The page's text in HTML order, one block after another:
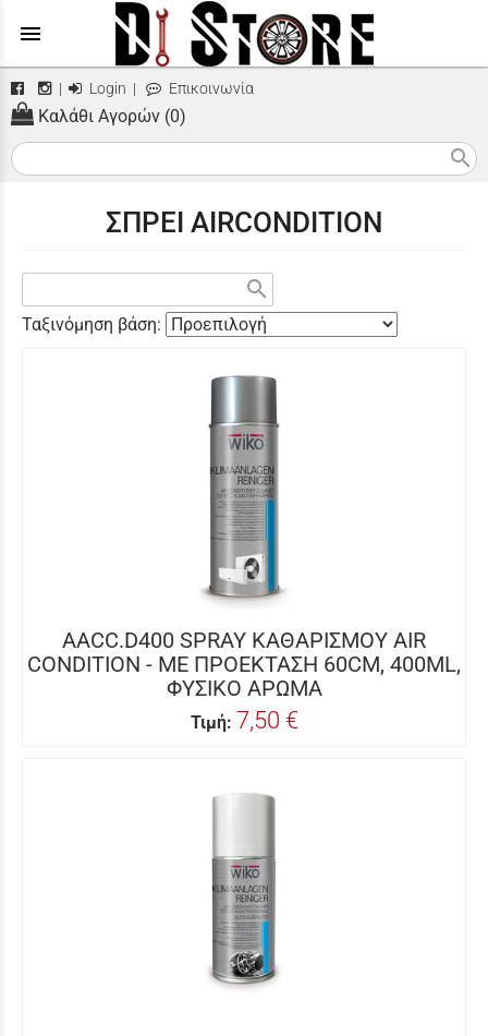
menu
| Login | Επικοινωνία
Καλάθι Αγορών (0)
search
ΣΠΡΕΙ AIRCONDITION
search
Ταξινόμηση βάση:
AACC.D400 SPRAY ΚΑΘΑΡΙΣΜΟΥ AIR
CONDITION - ΜΕ ΠΡΟΕΚΤΑΣΗ 60CM, 400ML,
ΦΥΣΙΚΟ ΑΡΩΜΑ
Τιμή: 7,50 €